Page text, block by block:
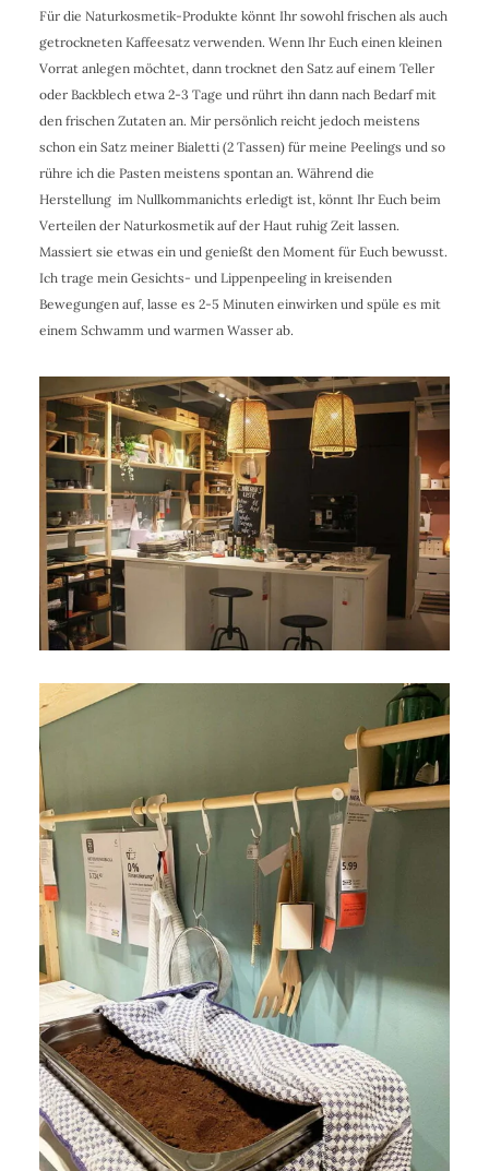
Für die Naturkosmetik-Produkte könnt Ihr sowohl frischen als auch
getrockneten Kaffeesatz verwenden. Wenn Ihr Euch einen kleinen
Vorrat anlegen möchtet, dann trocknet den Satz auf einem Teller
oder Backblech etwa 2-3 Tage und rührt ihn dann nach Bedarf mit
den frischen Zutaten an. Mir persönlich reicht jedoch meistens
schon ein Satz meiner Bialetti (2 Tassen) für meine Peelings und so
rühre ich die Pasten meistens spontan an. Während die
Herstellung im Nullkommanichts erledigt ist, könnt Ihr Euch beim
Verteilen der Naturkosmetik auf der Haut ruhig Zeit lassen.
Massiert sie etwas ein und genießt den Moment für Euch bewusst.
Ich trage mein Gesichts- und Lippenpeeling in kreisenden
Bewegungen auf, lasse es 2-5 Minuten einwirken und spüle es mit
einem Schwamm und warmen Wasser ab.